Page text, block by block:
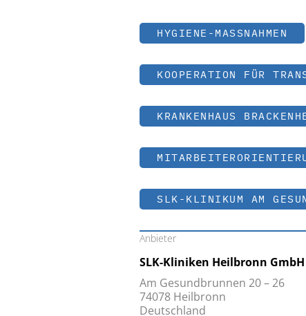
HYGIENE-MASSNAHMEN
KOOPERATION FÜR
KRANKENHAUS
SLK-KLINIKUM AM
Anbieter
SLK-Kliniken Heilbronn GmbH
Am Gesundbrunnen 20 – 26
74078 Heilbronn
Deutschland